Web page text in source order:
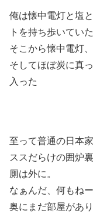
俺は懐中電灯と塩
トを持ち歩いていた
そこから懐中電灯
そしてほぼ炭に真
入った
至って普通の日本家
ススだらけの囲炉
厠は外に。
なぁんだ、何もね
奥にまだ部屋があ